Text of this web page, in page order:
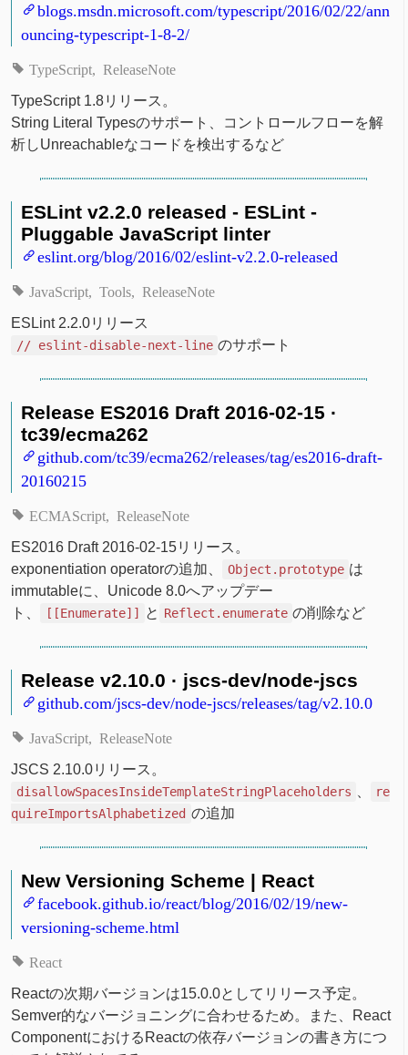
blogs.msdn.microsoft.com/typescript/2016/02/22/ann
ouncing-typescript-1-8-2/
TypeScript ReleaseNote
TypeScript 1.8リリース。
String Literal Typesのサポート、コントロールフローを解
析しUnreachableなコードを検出するなど
ESLint v2.2.0 released - ESLint -
Pluggable JavaScript linter
eslint.org/blog/2016/02/eslint-v2.2.0-released
JavaScript Tools ReleaseNote
ESLint 2.2.0リリース
// eslint-disable-next-line のサポート
Release ES2016 Draft 2016-02-15 ·
tc39/ecma262
github.com/tc39/ecma262/releases/tag/es2016-draft-
20160215
ECMAScript ReleaseNote
ES2016 Draft 2016-02-15リリース。
exponentiation operatorの追加、
Object.prototype は
immutableに、Unicode 8.0へアップデー
ト、
[[Enumerate]] と Reflect.enumerate の削除など
Release v2.10.0 · jscs-dev/node-jscs
github.com/jscs-dev/node-jscs/releases/tag/v2.10.0
JavaScript ReleaseNote
JSCS 2.10.0リリース。
disallowSpacesInsideTemplateStringPlaceholders
re
quireImportsAlphabetized の追加
New Versioning Scheme | React
facebook.github.io/react/blog/2016/02/19/new-
versioning-scheme.html
React
Reactの次期バージョンは15.0.0としてリリース予定。
Semver的なバージョニングに合わせるため。また、React
ComponentにおけるReactの依存バージョンの書き方につ